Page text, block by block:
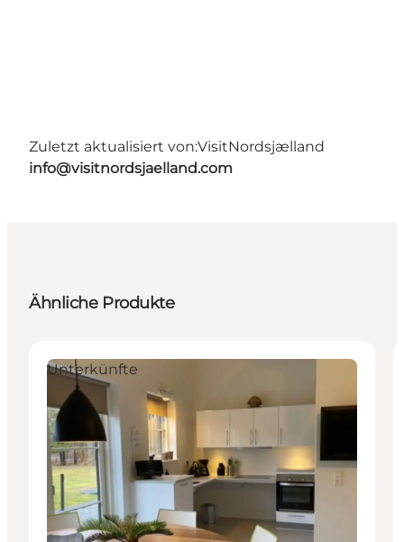
Zuletzt aktualisiert von:VisitNordsjælland
info@visitnordsjaelland.com
Ähnliche Produkte
Unterkünfte